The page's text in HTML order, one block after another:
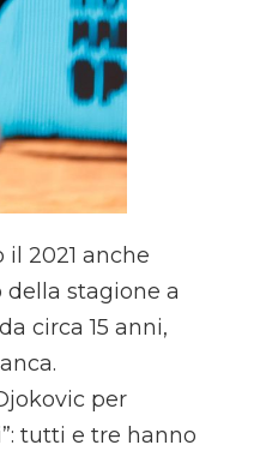
il 2021 anche
della stagione a
circa 15 anni,
per
tutti e tre hanno